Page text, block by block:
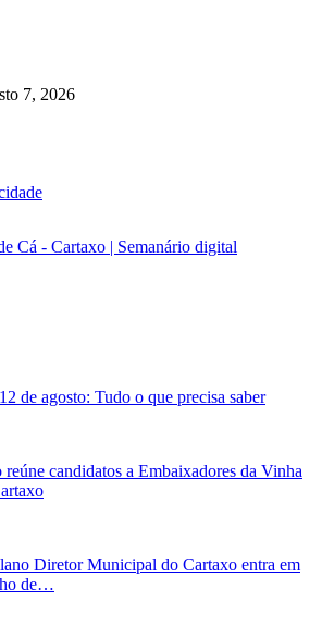
7, 2026
Cá - Cartaxo | Semanário digital
de agosto: Tudo o que precisa saber
candidatos a Embaixadores da Vinha
Diretor Municipal do Cartaxo entra em
de…